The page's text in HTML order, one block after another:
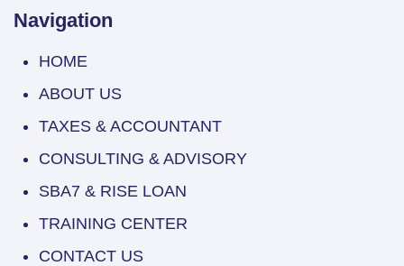
Navigation
HOME
ABOUT US
TAXES & ACCOUNTANT
CONSULTING & ADVISORY
SBA7 & RISE LOAN
TRAINING CENTER
CONTACT US